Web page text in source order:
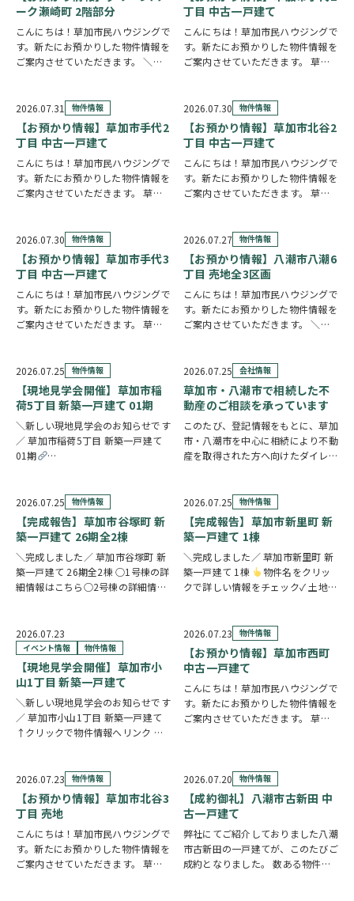
談だけしたい」「気…
ーク瀬崎町 2階部分
こんにちは！草加市民ハウジングで
す。新たにお預かりした物件情報を
ご案内させていただきます。 ＼弊
チェック✓ 三方角部屋のため、日中
は陽当り良好で明るい室内環境が保
たれていま…
丁目 中古一戸建て
こんにちは！草加市民ハウジングで
す。新たにお預かりした物件情報を
ご案内させていただきます。 草加
2026.07.31
物件情報
【お預かり情報】草加市手代2
丁目 中古一戸建て
こんにちは！草加市民ハウジングで
す。新たにお預かりした物件情報を
ご案内させていただきます。 草加
坪の広々とした敷地に建つ、大手ハ
ウスメーカー施工の住まいです。シ
ャッター付き…
2026.07.30 物件情報
【お預かり情報】草加市北谷2
丁目 中古一戸建て
こんにちは！草加市民ハウジングで
す。新たにお預かりした物件情報を
ご案内させていただきます。 草加
角地に建つ、6LDKのお住まいで
す。事務所スペースを備えており、
在宅ワークや…
2026.07.30 物件情報
【お預かり情報】草加市手代3
丁目 中古一戸建て
こんにちは！草加市民ハウジングで
す。新たにお預かりした物件情報を
ご案内させていただきます。 草加
宅からスーパー・ドラッグストアま
で徒歩3分圏内と、買い物に便利な
立地です。2…
2026.07.27 物件情報
【お預かり情報】八潮市八潮6
丁目 売地全3区画
こんにちは！草加市民ハウジングで
す。新たにお預かりした物件情報を
ご案内させていただきます。 ＼弊
ら〇2区画の詳細情報はこちら〇3
区画の詳細情報はこちら
クリッ
クで詳しい情…
2026.07.25 物件情報
【現地見学会開催】草加市稲
荷5丁目 新築一戸建て 01期
＼新しい現地見学会のお知らせです
／ 草加市稲荷5丁目 新築一戸建て
01期
2026.07.25 会社情報
草加市・八潮市で相続した不
動産のご相談を承っています
このたび、登記情報をもとに、草加
市・八潮市を中心に相続により不動
産を取得された方へ向けたダイレク
のまま所有していてもいいの？」
「売却した方がいいのかわからな
い」「空き家の管理や…
2026.07.25 物件情報
【完成報告】草加市谷塚町 新
築一戸建て 26期全2棟
＼完成しました／ 草加市谷塚町 新
築一戸建て 26期全2棟 ○1号棟の詳
細情報はこちら○2号棟の詳細情報
に、豊富な収納と暮らしに役立つ便
利な設備が毎日の暮らしを快適にサ
ポー…
2026.07.25 物件情報
【完成報告】草加市新里町 新
築一戸建て 1棟
＼完成しました／ 草加市新里町 新
築一戸建て 1棟
物件名をクリッ
クで詳しい情報をチェック✓ 土地
い。長期優良住宅・BELS認定を取
得し、毎日の快適さと省エネ性能を
両立しまし…
2026.07.23
イベント情報 物件情報
【現地見学会開催】草加市小
山1丁目 新築一戸建て
＼新しい現地見学会のお知らせです
／ 草加市小山1丁目 新築一戸建て
↑クリックで物件情報へリンク お
LDKは15帖以上の開放的な空間で
す。リビングの様子を見守りながら
料理が作れる…
2026.07.23 物件情報
【お預かり情報】草加市西町
中古一戸建て
こんにちは！草加市民ハウジングで
す。新たにお預かりした物件情報を
ご案内させていただきます。 草加
しが心地よく差し込む住まいです。
全居室6帖以上…
2026.07.23 物件情報
【お預かり情報】草加市北谷3
丁目 売地
こんにちは！草加市民ハウジングで
す。新たにお預かりした物件情報を
ご案内させていただきます。 草加
2026.07.20 物件情報
【成約御礼】八潮市古新田 中
古一戸建て
弊社にてご紹介しておりました八潮
市古新田の一戸建てが、このたびご
成約となりました。 数ある物件の